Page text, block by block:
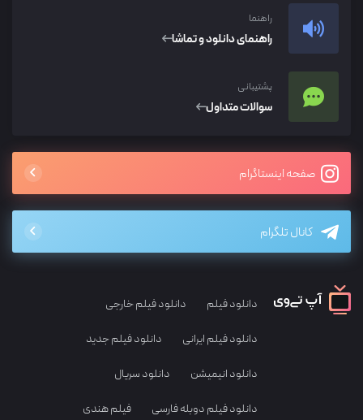
راهنما
راهنمای دانلود و تماشا
پشتیبانی
سوالات متداول
صفحه اینستاگرام
کانال تلگرام
دانلود فیلم دانلود فیلم خارجی
دانلود فیلم ایرانی دانلود فیلم جدید
دانلود انیمیشن دانلود سریال
دانلود فیلم دوبله فارسی فیلم هندی